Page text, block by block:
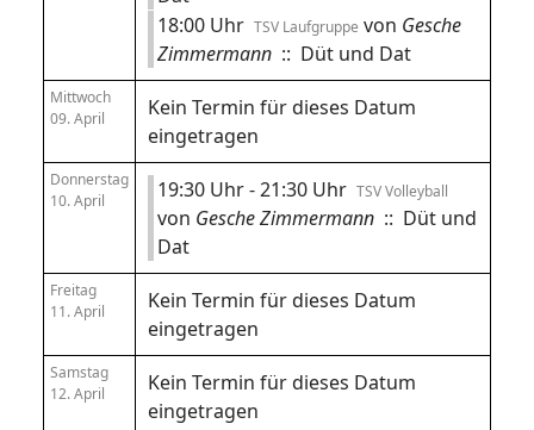
18:00 Uhr TSV Laufgruppe von Gesche
Zimmermann :: Düt und Dat
Mittwoch
09. April
Kein Termin für dieses Datum
eingetragen
Donnerstag
10. April
19:30 Uhr - 21:30 Uhr TSV Volleyball
von Gesche Zimmermann :: Düt und
Dat
Freitag
11. April
Kein Termin für dieses Datum
eingetragen
Samstag
12. April
Kein Termin für dieses Datum
eingetragen